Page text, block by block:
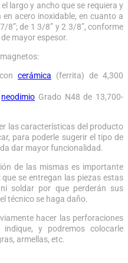
largo y ancho que se requiera y
acero inoxidable, en cuanto a
8”; de 1 3/8” y 2 3/8”, conforme
mayor espesor.
cerámica (ferrita) de 4,300
neodimio Grado N48 de 13,700-
las características del producto
para poderle sugerir el tipo de
dar mayor funcionalidad.
de las mismas es importante
se entregan las piezas estas
soldar por que perderán sus
técnico se haga daño.
hacer las perforaciones
y podremos colocarle
armellas, etc.